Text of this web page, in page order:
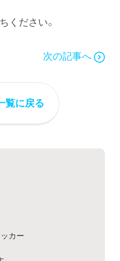
ください。
次の記事へ
覧に戻る
カー